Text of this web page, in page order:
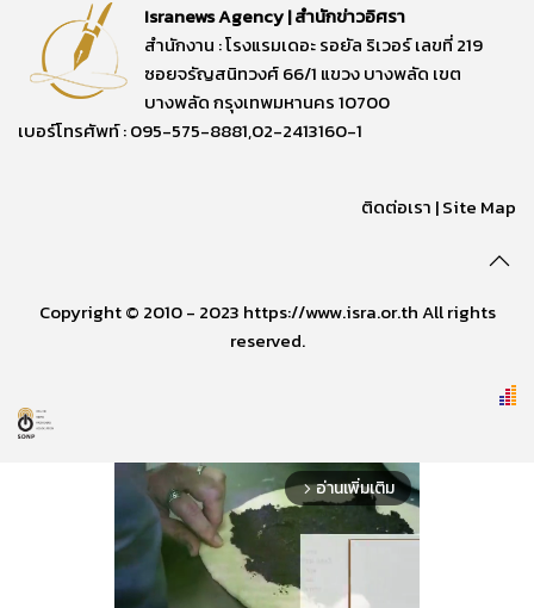
Isranews Agency | สำนักข่าวอิศรา
สำนักงาน : โรงแรมเดอะ รอยัล ริเวอร์ เลขที่ 219
ซอยจรัญสนิทวงศ์ 66/1 แขวง บางพลัด เขต
บางพลัด กรุงเทพมหานคร 10700
เบอร์โทรศัพท์ : 095-575-8881,02-2413160-1
ติดต่อเรา |Site Map
Copyright © 2010 - 2023 https://www.isra.or.th All rights
reserved.
arrow_forward_ios อ่านเพิ่มเติม